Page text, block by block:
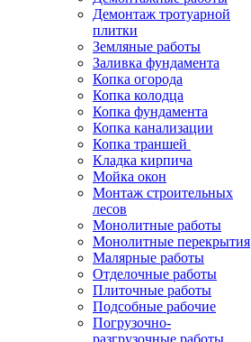
Демонтаж тротуарной
плитки
Земляные работы
Заливка фундамента
Копка огорода
Копка колодца
Копка фундамента
Копка канализации
Копка траншей
Кладка кирпича
Мойка окон
Монтаж строительных
лесов
Монолитные работы
Монолитные перекрытия
Малярные работы
Отделочные работы
Плиточные работы
Подсобные рабочие
Погрузочно-
разгрузочные работы